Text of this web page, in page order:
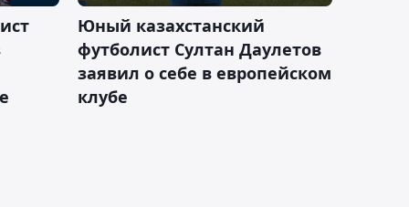
Юный казахстанский
футболист Султан Даулетов
заявил о себе в европейском
клубе